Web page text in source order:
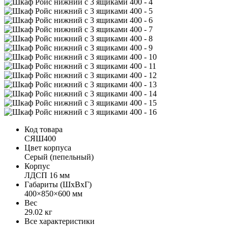
Код товара
СЯШ400
Цвет корпуса
Серый (пепельный)
Корпус
ЛДСП 16 мм
Габариты (ШхВхГ)
400×850×600 мм
Вес
29.02 кг
Все характеристики